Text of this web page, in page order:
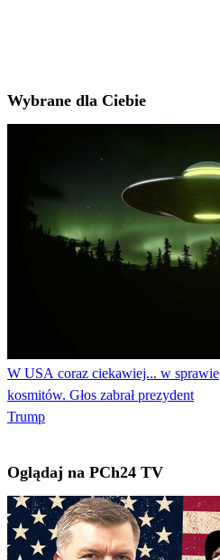
Wybrane dla Ciebie
W USA coraz ciekawiej... w sprawie
kosmitów. Głos zabrał prezydent
Trump
Oglądaj na PCh24 TV